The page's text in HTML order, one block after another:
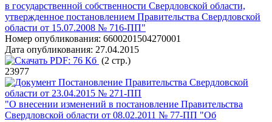
в государственной собственности Свердловской области,
утвержденное постановлением Правительства Свердловской
области от 15.07.2008 № 716-ПП"
Номер опубликования: 6600201504270001
Дата опубликования: 27.04.2015
PDF: 76 Кб (2 стр.)
23977
Постановление Правительства Свердловской
области от 23.04.2015 № 271-ПП
"О внесении изменений в постановление Правительства
Свердловской области от 08.02.2011 № 77-ПП "Об